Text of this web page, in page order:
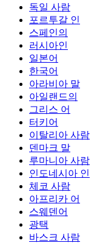
독일 사람
포르투갈 인
스페인의
러시아인
일본어
한국어
아라비아 말
아일랜드의
그리스 어
터키어
이탈리아 사람
덴마크 말
루마니아 사람
인도네시아 인
체코 사람
아프리카 어
스웨덴어
광택
바스크 사람